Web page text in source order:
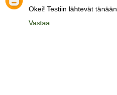
Okei! Testiin lähtevät tänään
Vastaa